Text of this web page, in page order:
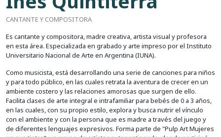
CANTANTE Y COMPOSITORA
Es cantante y compositora, madre creativa, artista visual y profesora
en esta área. Especializada en grabado y arte impreso por el Instituto
Universitario Nacional de Arte en Argentina (IUNA).
Como musicista, está desarrollando una serie de canciones para niños
y para todo público, en las cuales retrata la aventura de crecer en un
ambiente costero y las relaciones amorosas que surgen de ello.
Facilita clases de arte integral e intrafamiliar para bebés de 0 a 3 años,
en las cuales, con su propio estilo, explora y busca nutrir el vínculo
con el ambiente y con la persona que es madre a través del juego y
de diferentes lenguajes expresivos. Forma parte de "Pulp Art Mujeres